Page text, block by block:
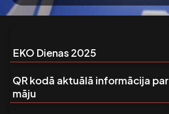
EKO Dienas 2025
QR kodā aktuālā informācija par
māju